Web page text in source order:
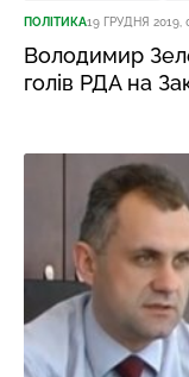
ПОЛІТИКА19 ГРУДНЯ 2019,
Володимир
голів РДА на